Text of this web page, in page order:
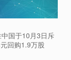
国于10月3日斥
回购1.9万股